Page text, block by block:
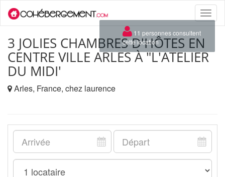
Toggle
3 JOLIES CHAMBRES D'HÔTES EN
CENTRE VILLE ARLES À "L'ATELIER
DU MIDI'
Arles, France, chez laurence
×
11 personnes consultent
cette location